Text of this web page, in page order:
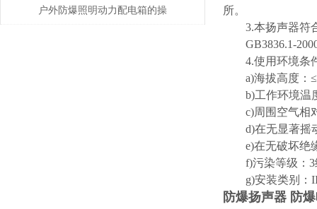
所。
3.本扬声器符
GB3836.1-2000
4.使用环境条
a)海拔高度：
b)工作环境温
c)周围空气相对
d)在无显著摇
e)在无破坏绝缘
f)污染等级：3
g)安装类别：II
防爆扬声器 防
户外防爆照明动力配电箱的操